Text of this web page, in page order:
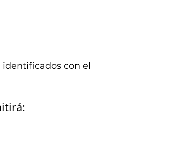
identificados con el